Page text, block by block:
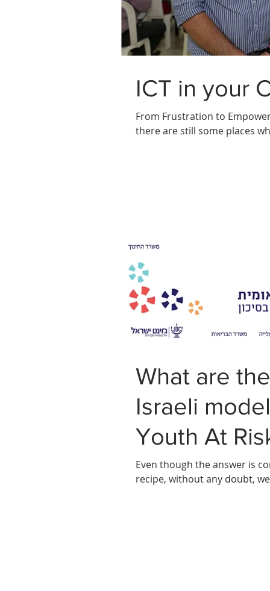
ICT in your
From Frustration to
there are still some places
What are
Israeli
Youth At
Even though the answer is
recipe, without any doubt,